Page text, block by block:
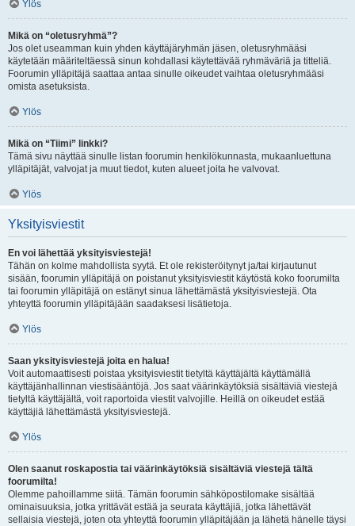
Ylös
Mikä on “oletusryhmä”?
Jos olet useamman kuin yhden käyttäjäryhmän jäsen, oletusryhmääsi
käytetään määriteltäessä sinun kohdallasi käytettävää ryhmäväriä ja titteliä.
Foorumin ylläpitäjä saattaa antaa sinulle oikeudet vaihtaa oletusryhmääsi
omista asetuksista.
Ylös
Mikä on “Tiimi” linkki?
Tämä sivu näyttää sinulle listan foorumin henkilökunnasta, mukaanluettuna
ylläpitäjät, valvojat ja muut tiedot, kuten alueet joita he valvovat.
Ylös
Yksityisviestit
En voi lähettää yksityisviestejä!
Tähän on kolme mahdollista syytä. Et ole rekisteröitynyt ja/tai kirjautunut
sisään, foorumin ylläpitäjä on poistanut yksityisviestit käytöstä koko foorumilta
tai foorumin ylläpitäjä on estänyt sinua lähettämästä yksityisviestejä. Ota
yhteyttä foorumin ylläpitäjään saadaksesi lisätietoja.
Ylös
Saan yksityisviestejä joita en halua!
Voit automaattisesti poistaa yksityisviestit tietyltä käyttäjältä käyttämällä
käyttäjänhallinnan viestisääntöjä. Jos saat väärinkäytöksiä sisältäviä viestejä
tietyltä käyttäjältä, voit raportoida viestit valvojille. Heillä on oikeudet estää
käyttäjiä lähettämästä yksityisviestejä.
Ylös
Olen saanut roskapostia tai väärinkäytöksiä sisältäviä viestejä tältä
foorumilta!
Olemme pahoillamme siitä. Tämän foorumin sähköpostilomake sisältää
ominaisuuksia, jotka yrittävät estää ja seurata käyttäjiä, jotka lähettävät
sellaisia viestejä, joten ota yhteyttä foorumin ylläpitäjään ja lähetä hänelle täysi